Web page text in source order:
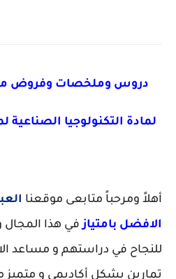
دروس وملخصات وفروض
لمادة التكنولوجيا الصناعية
أهلاً ومرحباً متابعى موقعنا
الافضل بامتيازفي هذا المجال
للنجاح في دراستهم و مساعد
تمارين بشكل أكاديمي و متميز